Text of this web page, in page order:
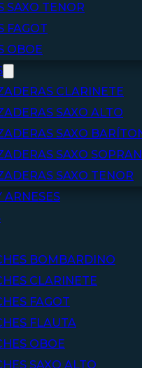
SAXO TENOR
FAGOT
OBOE
CLARINETE
SAXO ALTO
SAXO
SAXO
SAXO TENOR
ARNESES
BOMBARDINO
CLARINETE
FAGOT
FLAUTA
OBOE
SAXO ALTO